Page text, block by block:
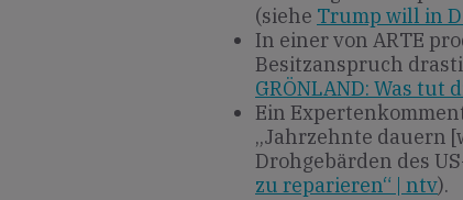
(siehe Trump will in
In einer von ARTE
Besitzanspruch
GRÖNLAND: Was tut
Ein
„Jahrzehnte dauern
Drohgebärden des
zu reparieren“ | ntv).